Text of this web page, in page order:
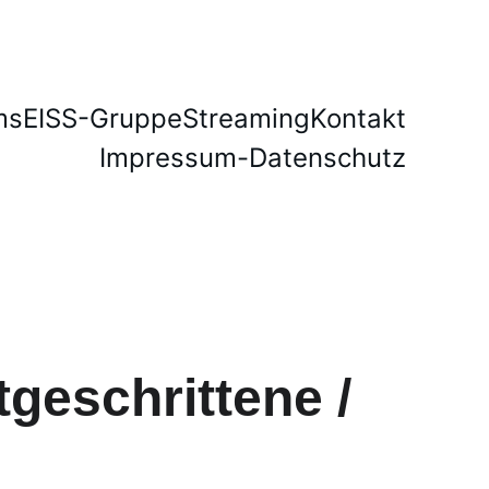
EISS-GruppeStreamingKontakt
Impressum-Datenschutz
/